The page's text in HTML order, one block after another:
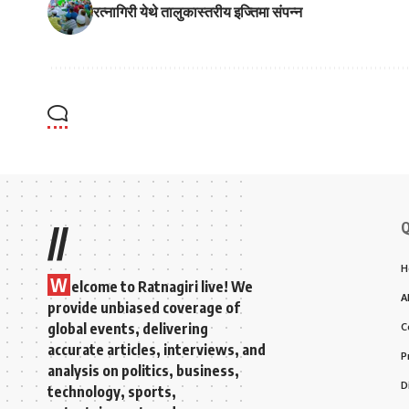
रत्नागिरी येथे तालुकास्तरीय इज्तिमा संपन्न
//
W elcome to Ratnagiri live! We
provide unbiased coverage of
global events, delivering
accurate articles, interviews, and
analysis on politics, business,
technology, sports,